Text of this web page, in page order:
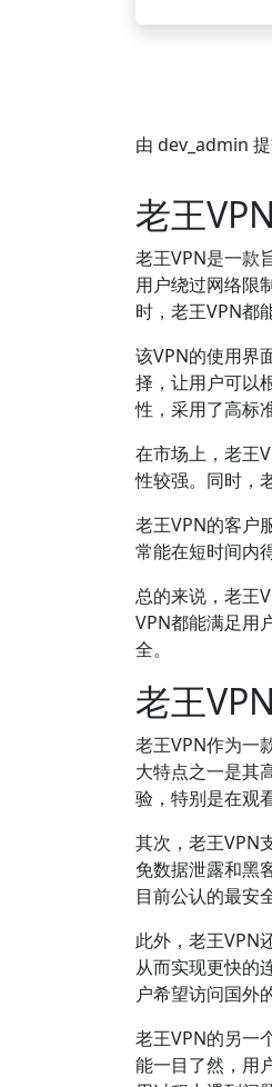
由 dev_admin
老王
老王VPN是一款
用户绕过网络限
时，老王VPN都
该VPN的使用界
择，让用户可以
性，采用了高标
在市场上，老王
性较强。同时，
老王VPN的客户
常能在短时间内
总的来说，老王
VPN都能满足用
全。
老王
老王VPN作为一
大特点之一是其
验，特别是在观
其次，老王VPN
免数据泄露和黑
目前公认的最安
此外，老王VPN
从而实现更快的
户希望访问国外
老王VPN的另一
能一目了然，用